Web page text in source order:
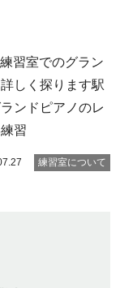
習室でのグラン
しく探ります駅
ンドピアノのレ
習
練習室について